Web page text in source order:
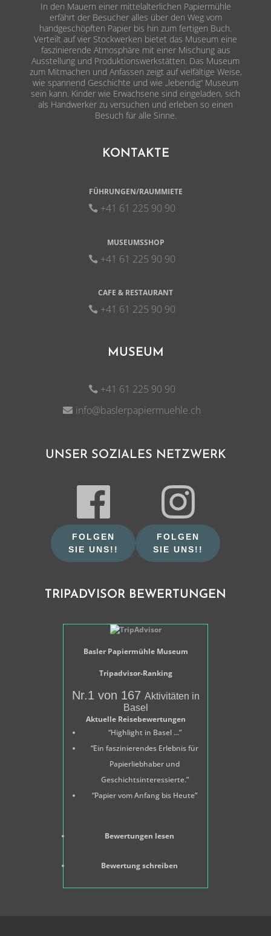
In den Mauern einer mittelalterlichen Papiermühle
erfährt der Besucher alles über den Weg vom
handgeschöpften Papier bis hin zum fertigen Buch.
Verteilt auf vier Stockwerken bietet das Museum eine
faszinierende Atmosphäre mit einer Mischung aus
Ausstellung und Produktionswerkstätten. Das Museum
zum Mitmachen und Anfassen zeigt auf vielfältige Weise,
wie spannend Geschichte und wie „lebendig“ Museum
sein kann. Kinder wie Erwachsene sind eingeladen, sich
als Handwerker zu versuchen und erleben so einen
Besuch für alle Sinne.
KONTAKTE
FÜHRUNGEN/RAUMMIETE
+41 61 225 90 90
MUSEUMSSHOP
+41 61 225 90 90
CAFE & RESTAURANT
+41 61 225 90 90
MUSEUM
+41 61 225 90 90
info@baslerpapiermuehle.ch
UNSER SOZIALES NETZWERK
FOLGEN
SIE UNS!!
FOLGEN
SIE UNS!!
TRIPADVISOR BEWERTUNGEN
Basler Papiermühle Museum
Tripadvisor-Ranking
Nr.1 von 167 Aktivitäten in
Basel
Aktuelle Reisebewertungen
“Highlight in Basel ...”
“Ein faszinierendes Erlebnis für
Papierliebhaber und
Geschichtsinteressierte.”
“Papier vom Anfang bis Heute”
Bewertungen lesen
Bewertung schreiben